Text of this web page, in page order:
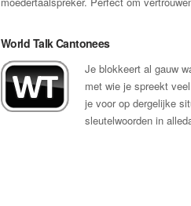
World Talk Cantonees
Je blokkeert al gauw
met wie je spreekt
je voor op dergelijke
sleutelwoorden in